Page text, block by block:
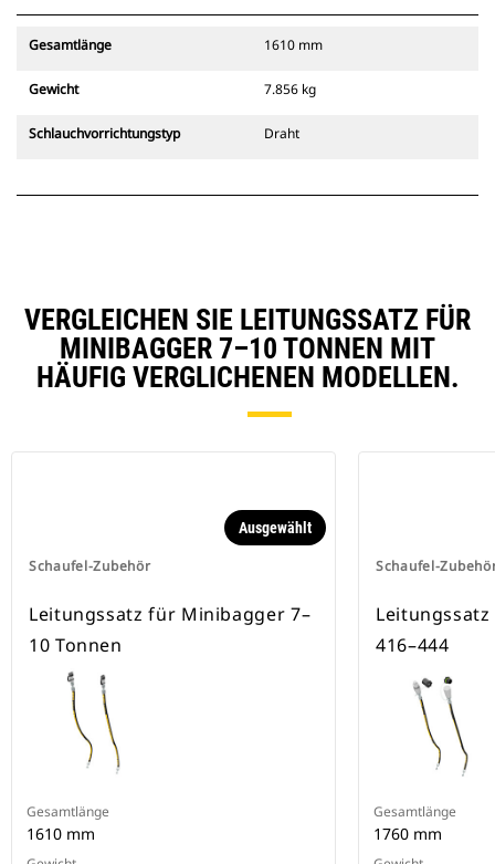
Gesamtlänge 1610 mm
Gewicht 7.856 kg
Schlauchvorrichtungstyp Draht
VERGLEICHEN SIE LEITUNGSSATZ FÜR
MINIBAGGER 7–10 TONNEN MIT
HÄUFIG VERGLICHENEN MODELLEN.
Schaufel-Zubehör
Ausgewählt
Leitungssatz für Minibagger 7–
10 Tonnen
Gesamtlänge
1610 mm
Schaufel-
416–444
Gesamtlänge
1760 mm